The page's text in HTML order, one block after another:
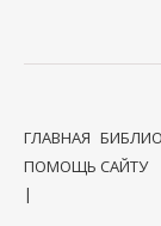
ГЛАВНАЯ
ПОМОЩЬ САЙТУ